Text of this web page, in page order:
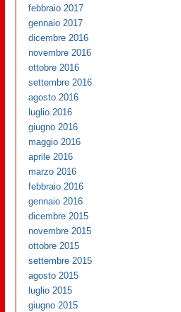
febbraio 2017
gennaio 2017
dicembre 2016
novembre 2016
ottobre 2016
settembre 2016
agosto 2016
luglio 2016
giugno 2016
maggio 2016
aprile 2016
marzo 2016
febbraio 2016
gennaio 2016
dicembre 2015
novembre 2015
ottobre 2015
settembre 2015
agosto 2015
luglio 2015
giugno 2015